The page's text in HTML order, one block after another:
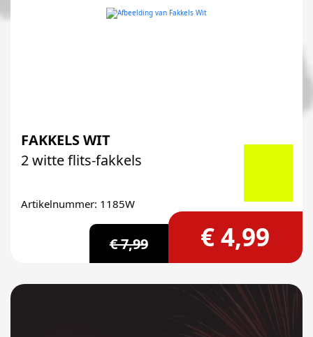
FAKKELS WIT
2 witte flits-fakkels
Artikelnummer: 1185W
€ 7,99 € 4,99